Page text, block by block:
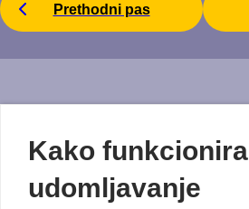
Prethodni pas
Kako funkcionira
udomljavanje